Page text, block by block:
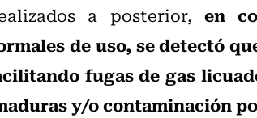
a posterior, en
de uso, se detectó
fugas de gas
y/o contaminación